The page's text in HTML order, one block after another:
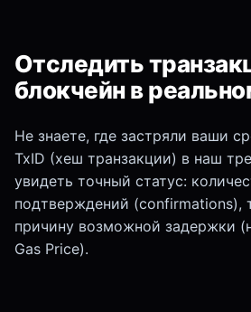
Отследить
блокчейн в
Не знаете, где застряли ваши
TxID (хеш транзакции) в наш
увидеть точный статус:
подтверждений (confirmations),
причину возможной задержки
Gas Price).